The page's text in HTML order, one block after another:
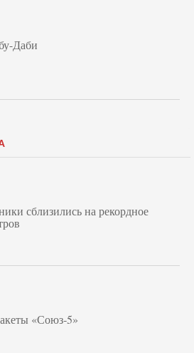
Даби
сблизились на рекордное
«Союз‑5»